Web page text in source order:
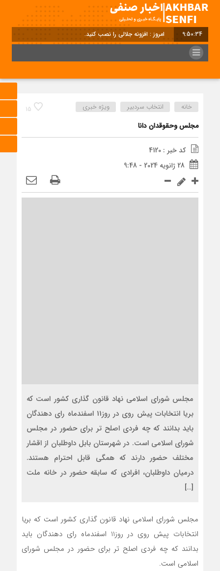
9:50:35 امروز : افزونه جلالی را نصب کنید.
15 خانه انتخاب سردبیر ویژه خبری
مجلس وحقوقدان دانا
کد خبر : 4120
28 ژانویه 2024 - 9:48
مجلس شورای اسلامی نهاد قانون گذاری کشور است که
بریا انتخابات پیش روی در روز11 اسفندماه رای دهندگان
باید بدانند که چه فردی اصلح تر برای حضور در مجلس
شورای اسلامی است. در شهرستان بابل داوطلبان از اقشار
مختلف حضور دارند که همگی قابل احترام هستند.
درمیان داوطلبان، افرادی که سابقه حضور در خانه ملت
[…]
مجلس شورای اسلامی نهاد قانون گذاری کشور است که بریا
انتخابات پیش روی در روز11 اسفندماه رای دهندگان باید
بدانند که چه فردی اصلح تر برای حضور در مجلس شورای
اسلامی است.